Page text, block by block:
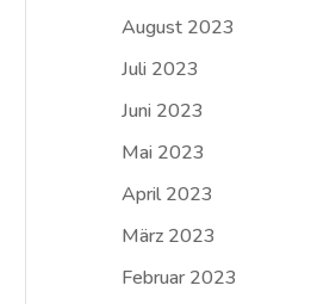
August 2023
Juli 2023
Juni 2023
Mai 2023
April 2023
März 2023
Februar 2023